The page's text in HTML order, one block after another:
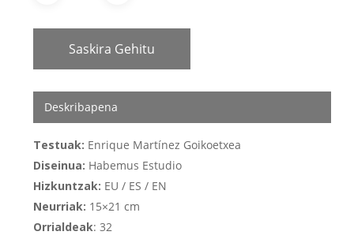
Saskira Gehitu
Deskribapena
Testuak: Enrique Martínez Goikoetxea
Diseinua: Habemus Estudio
Hizkuntzak: EU / ES / EN
Neurriak: 15×21 cm
Orrialdeak: 32